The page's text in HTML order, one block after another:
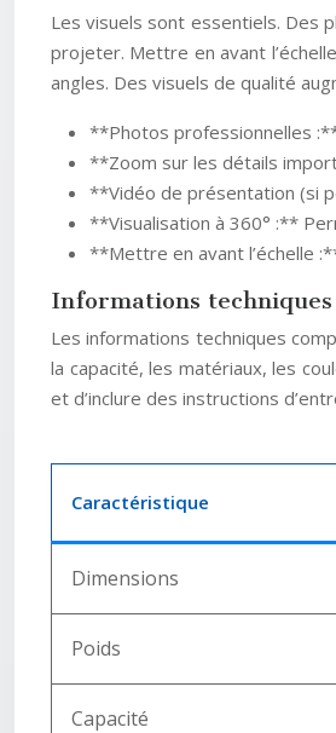
Les visuels sont essentiels. Des
projeter. Mettre en avant
angles. Des visuels de qualité
**Photos professionnelles
**Zoom sur les détails
**Vidéo de présentation (si
**Visualisation à 360° :**
**Mettre en avant l’échelle
Informations
Les informations techniques
la capacité, les matériaux, les
et d’inclure des instructions
Caractéristique
Dimensions
Poids
Capacité